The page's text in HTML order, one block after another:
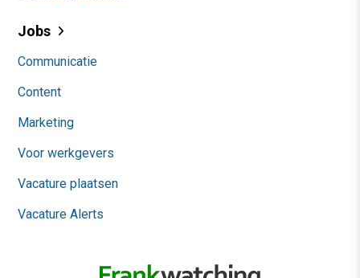
Jobs
Communicatie
Content
Marketing
Voor werkgevers
Vacature plaatsen
Vacature Alerts